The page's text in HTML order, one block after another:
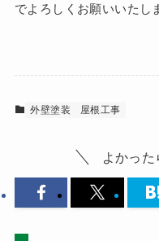
でよろしくお願いいたし
外壁塗装 屋根工事
よかった